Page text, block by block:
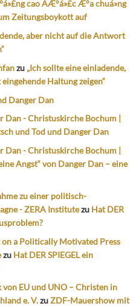
cao ÄÆ°á»£c Æ°a chuá»ng
Zeitungsboykott auf
aber nicht auf die Antwort
zu „Ich sollte eine einladende,
Haltung zeigen“
Danger Dan
Dan - Christuskirche Bochum |
und Tod und Danger Dan
Dan - Christuskirche Bochum |
Angst“ von Danger Dan – eine
zu einer politisch-
- ZERA Institutezu Hat DER
on a Politically Motivated Press
zu Hat DER SPIEGEL ein
EU und UNO – Christen in
e. V.zuZDF-Mauershow mit